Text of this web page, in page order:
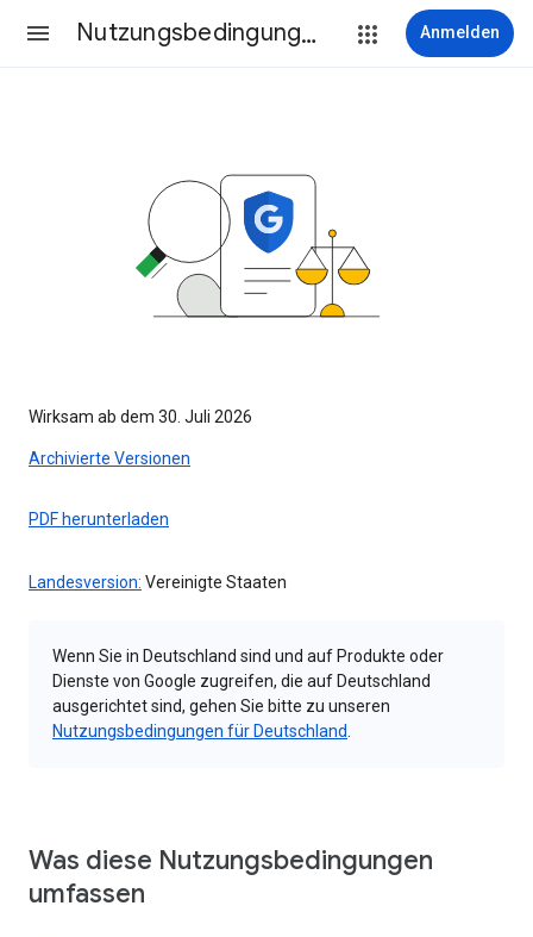
Nutzungsbedingungen Anmelden
Wirksam ab dem 30. Juli 2026
Archivierte Versionen
PDF herunterladen
Landesversion: Vereinigte Staaten
Wenn Sie in Deutschland sind und auf Produkte oder
Dienste von Google zugreifen, die auf Deutschland
ausgerichtet sind, gehen Sie bitte zu unseren
Nutzungsbedingungen für Deutschland
Was diese Nutzungsbedingungen
umfassen